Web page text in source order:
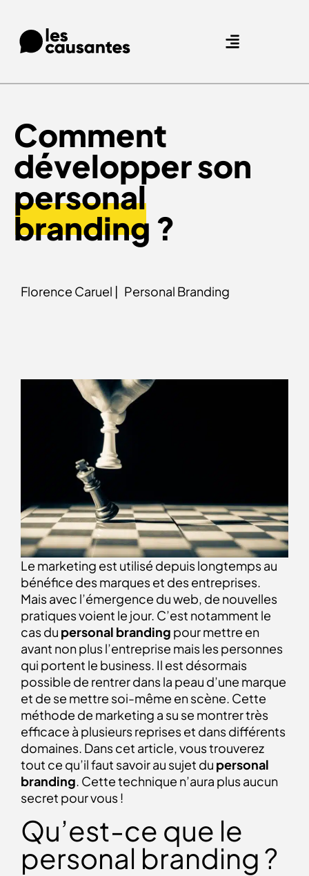
Comment
développer son
personal
branding ?
Florence Caruel | Personal Branding
Le marketing est utilisé depuis longtemps au
bénéfice des marques et des entreprises.
Mais avec l’émergence du web, de nouvelles
pratiques voient le jour. C’est notamment le
cas du personal branding pour mettre en
avant non plus l’entreprise mais les personnes
qui portent le business. Il est désormais
possible de rentrer dans la peau d’une marque
et de se mettre soi-même en scène. Cette
méthode de marketing a su se montrer très
efficace à plusieurs reprises et dans différents
domaines. Dans cet article, vous trouverez
tout ce qu’il faut savoir au sujet du personal
branding. Cette technique n’aura plus aucun
secret pour vous !
Qu’est-ce que le
personal branding ?